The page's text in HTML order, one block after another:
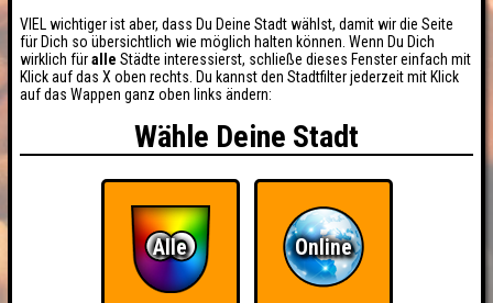
VIEL wichtiger ist aber, dass Du Deine Stadt wählst, damit wir die Seite
für Dich so übersichtlich wie möglich halten können. Wenn Du Dich
wirklich füralle Städte interessierst, schließe dieses Fenster einfach mit
Klick auf das X oben rechts. Du kannst den Stadtfilter jederzeit mit Klick
auf das Wappen ganz oben links ändern:
Wähle Deine Stadt
Alle Online